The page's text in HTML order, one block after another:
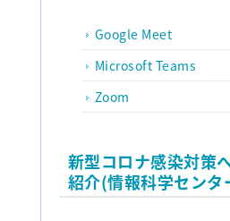
Google Meet
Microsoft Teams
Zoom
新型コロナ感染対策
紹介(情報科学センタ